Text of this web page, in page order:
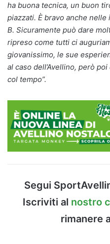
ha buona tecnica, un buon
piazzati. È bravo anche
B. Sicuramente può dare
ripreso come tutti ci
giovanissimo, le sue
al caso dell’Avellino, però
col tempo”.
Segui
Iscriviti al nostro
rimanere